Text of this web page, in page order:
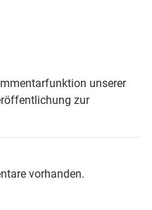
unserer
zur
vorhanden.